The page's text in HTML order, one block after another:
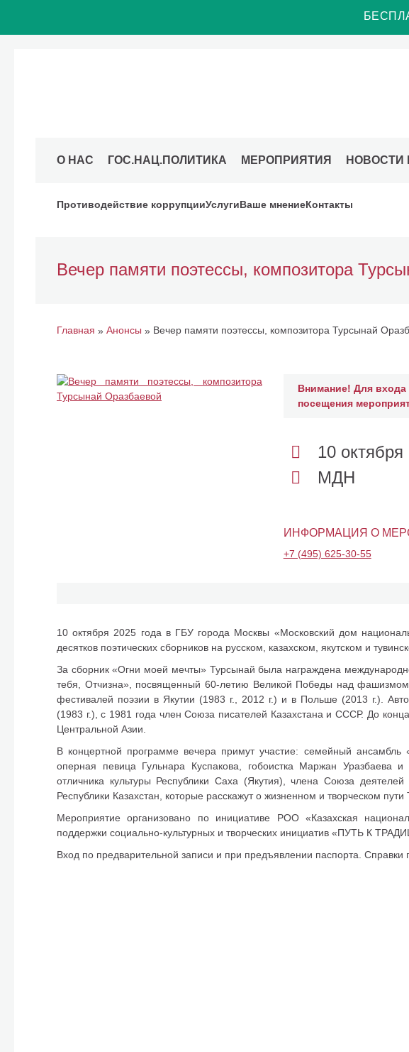
О НАС ГОС.НАЦ.ПОЛИТИКА МЕРОПРИЯТИЯ НОВОСТИ
Противодействие коррупцииУслугиВаше мнениеКонтакты
Вечер памяти поэтессы, композитора
Главная » Анонсы » Вечер памяти поэтессы, композитора Турсынай
Внимание! Для входа
посещения
10
МДН
ИНФОРМАЦИЯ О
+7 (495) 625-30-55
10 октября 2025 года в ГБУ города Москвы «Московский дом
десятков поэтических сборников на русском, казахском, якутском и
За сборник «Огни моей мечты» Турсынай была награждена
тебя, Отчизна», посвященный 60-летию Великой Победы над
фестивалей поэзии в Якутии (1983 г., 2012 г.) и в Польше (2013 г.).
(1983 г.), с 1981 года член Союза писателей Казахстана и СССР. До
Центральной Азии.
В концертной программе вечера примут участие: семейный ансамбль
оперная певица Гульнара Куспакова, гобоистка Маржан Уразбаева
отличника культуры Республики Саха (Якутия), члена Союза
Республики Казахстан, которые расскажут о жизненном и творческом
Мероприятие организовано по инициативе РОО «Казахская
поддержки социально-культурных и творческих инициатив «ПУТЬ К
Вход по предварительной записи и при предъявлении паспорта.